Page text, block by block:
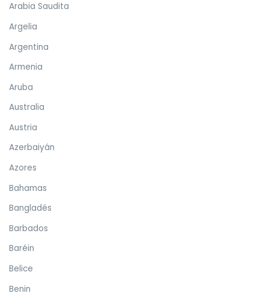
Arabia Saudita
Argelia
Argentina
Armenia
Aruba
Australia
Austria
Azerbaiyán
Azores
Bahamas
Bangladés
Barbados
Baréin
Belice
Benin